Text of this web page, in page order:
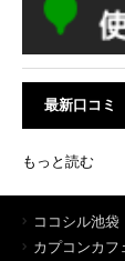
最新口コミ
もっと読む
ココシル池袋
カプコンカフ